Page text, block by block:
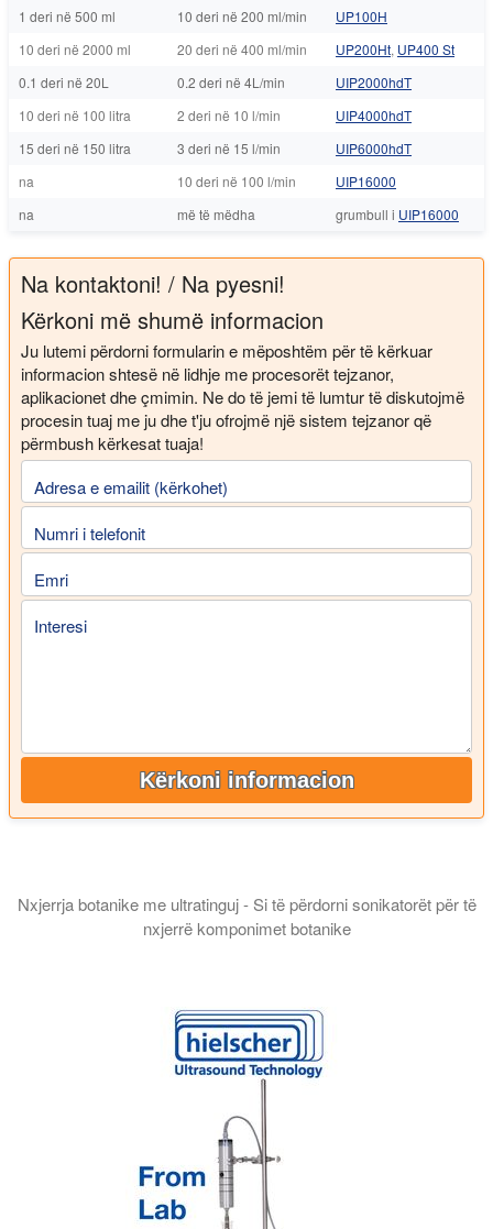
1 deri në 500 ml
10 deri në 200 ml/min
UP100H
10 deri në 2000 ml
20 deri në 400 ml/min UP200Ht, UP400 St
0.1 deri në 20L
0.2 deri në 4L/min
UIP2000hdT
10 deri në 100 litra
2 deri në 10 l/min
UIP4000hdT
15 deri në 150 litra
3 deri në 15 l/min
UIP6000hdT
na
10 deri në 100 l/min
UIP16000
na
më të mëdha grumbull i UIP16000
Na kontaktoni! / Na pyesni!
Kërkoni më shumë informacion
Ju lutemi përdorni formularin e mëposhtëm për të kërkuar
informacion shtesë në lidhje me procesorët tejzanor,
aplikacionet dhe çmimin. Ne do të jemi të lumtur të diskutojmë
procesin tuaj me ju dhe t'ju ofrojmë një sistem tejzanor që
përmbush kërkesat tuaja!
Adresa e emailit (kërkohet)
Numri i telefonit
Emri
Interesi
Kërkoni informacion
Nxjerrja botanike me ultratinguj - Si të përdorni sonikatorët për të
nxjerrë komponimet botanike